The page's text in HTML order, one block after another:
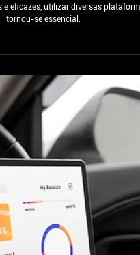
do Atendimento
Por Que Usar
Email e Chat?
da expectativa dos consumidores por
eficazes, utilizar diversas
tornou-se essencial.